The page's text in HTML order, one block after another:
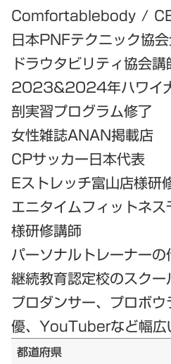
Comfortablebody /
日本PNFテクニック協
ドラウタビリティ協会
2023&2024年ハワイ
剖実習プログラム修了
女性雑誌ANAN掲載店
CPサッカー日本代表
Eストレッチ富山店様研
エニタイムフィットネ
様研修講師
パーソナルトレーナー
継続教育認定校のスク
プロダンサー、プロボ
優、YouTuberなど幅広
都道府県